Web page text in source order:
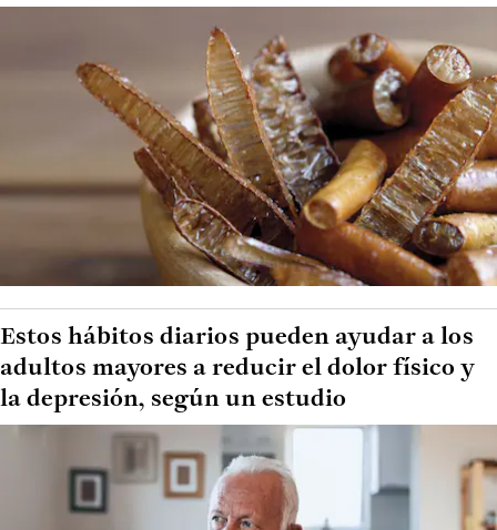
Estos hábitos diarios pueden ayudar a los
adultos mayores a reducir el dolor físico y
la depresión, según un estudio